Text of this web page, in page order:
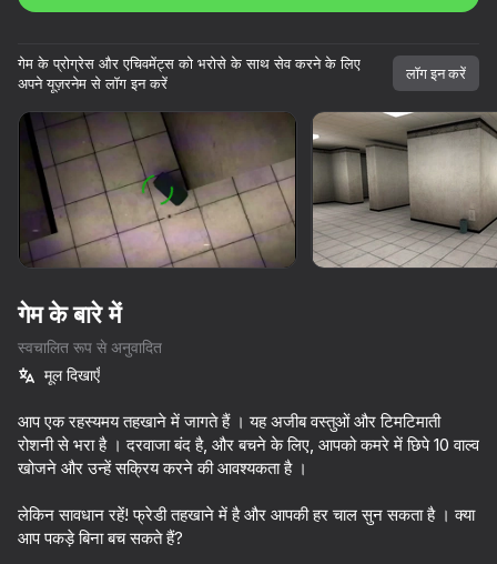
डिवाइस घुमाएँ
यह गेम केवल लैंडस्केप
ओरिएंटेशन का समर्थन करता है
प्ले
Five Nights at Freddy's Remaster
66
70 61
गेम के प्रोग्रेस और एचिवमेंट्स को भरोसे के साथ सेव करने के लिए
अपने यूज़रनेम से लॉग इन करें
लॉग इन करें
गेम के बारे में
स्वचालित रूप से अनुवादित
मूल दिखाएँ
आप एक रहस्यमय तहखाने में जागते हैं । यह अजीब वस्तुओं और टिमटिमाती
रोशनी से भरा है । दरवाजा बंद है, और बचने के लिए, आपको कमरे में छिपे 10 वाल्व
खोजने और उन्हें सक्रिय करने की आवश्यकता है ।
लेकिन सावधान रहें! फ्रेडी तहखाने में है और आपकी हर चाल सुन सकता है । क्या
आप पकड़े बिना बच सकते हैं?